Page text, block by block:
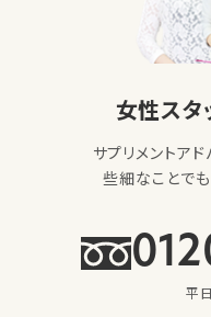
女性スタ
サプリメントア
些細なことで
平